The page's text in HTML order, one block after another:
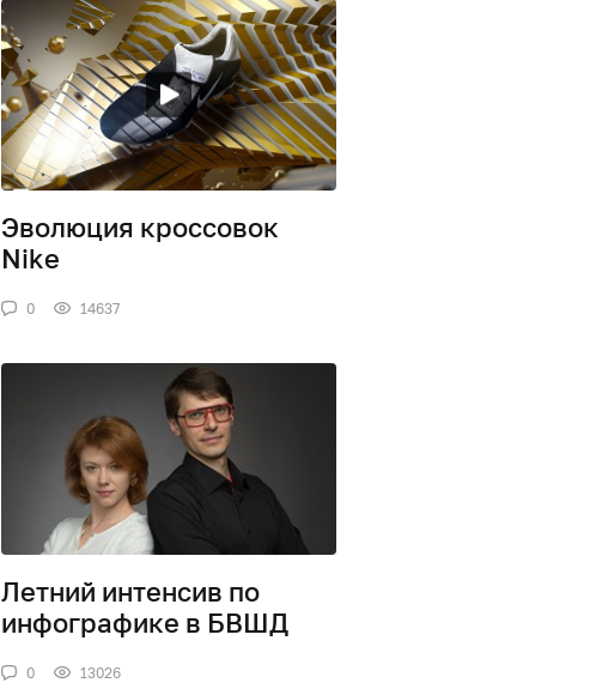
Эволюция кроссовок
Nike
0 14637
Летний интенсив по
инфографике в БВШД
0 13026